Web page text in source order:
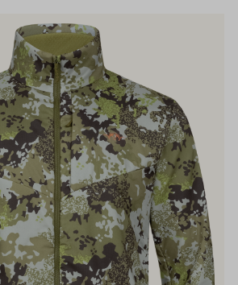
abstimmen und tragen aktiv zum
ist ihre Konstruktion ganzheitlich
von Jäger und Hund abgestimmt.
Dafür sorgt der Blaser
Dank gleichmäßig über den gesamten Lauf
die R8 Ultimate Silence die erstklassige
die jedes R8 Modell auszeichnet. Die
und Schalldämpfermantel ist in
Design gestaltet, das ihr sowohl ein
ein ausgesprochen attraktives